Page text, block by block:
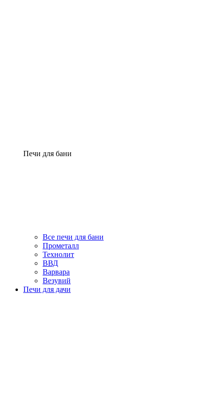
Печи для бани
Все печи для бани
Прометалл
Технолит
ВВД
Варвара
Везувий
Печи для дачи